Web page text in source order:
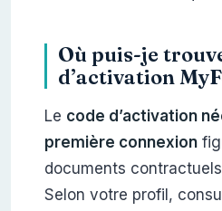
Où puis-je
d’activation
Le code d’activation
première connexion
documents
Selon votre profil,